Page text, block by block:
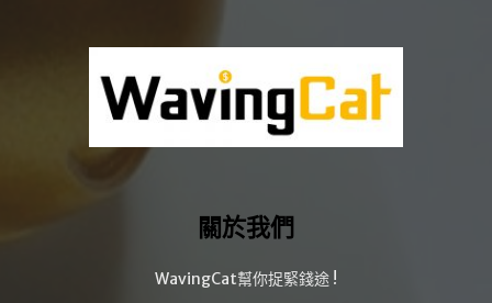
關於我們
WavingCat幫你捉緊錢途 !